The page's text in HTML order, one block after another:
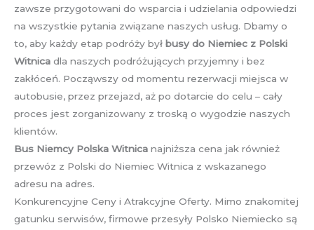
zawsze przygotowani do wsparcia i udzielania odpowiedzi
na wszystkie pytania związane naszych usług. Dbamy o
to, aby każdy etap podróży był busy do Niemiec z Polski
Witnica dla naszych podróżujących przyjemny i bez
zakłóceń. Począwszy od momentu rezerwacji miejsca w
autobusie, przez przejazd, aż po dotarcie do celu – cały
proces jest zorganizowany z troską o wygodzie naszych
klientów.
Bus Niemcy Polska Witnica najniższa cena jak również
przewóz z Polski do Niemiec Witnica z wskazanego
adresu na adres.
Konkurencyjne Ceny i Atrakcyjne Oferty. Mimo znakomitej
gatunku serwisów, firmowe przesyły Polsko Niemiecko są